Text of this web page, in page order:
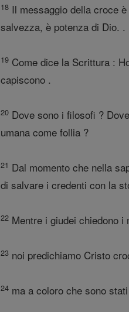
18 Il messaggio della croce
salvezza, è potenza di Dio. .
19 Come dice la Scrittura :
capiscono .
20 Dove sono i filosofi ?
umana come follia ?
21 Dal momento che nella
di salvare i credenti con la
22 Mentre i giudei chiedono
23 noi predichiamo Cristo
24 ma a coloro che sono